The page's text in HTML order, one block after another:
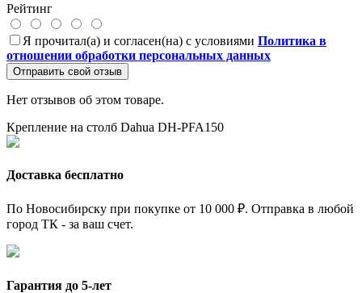
Рейтинг
Я прочитал(а) и согласен(на) с условиями Политика в
отношении обработки персональных данных
Отправить свой отзыв
Нет отзывов об этом товаре.
Крепление на столб Dahua DH-PFA150
Доставка бесплатно
По Новосибирску при покупке от 10 000 ₽. Отправка в любой
город ТК - за ваш счет.
Гарантия до 5-лет